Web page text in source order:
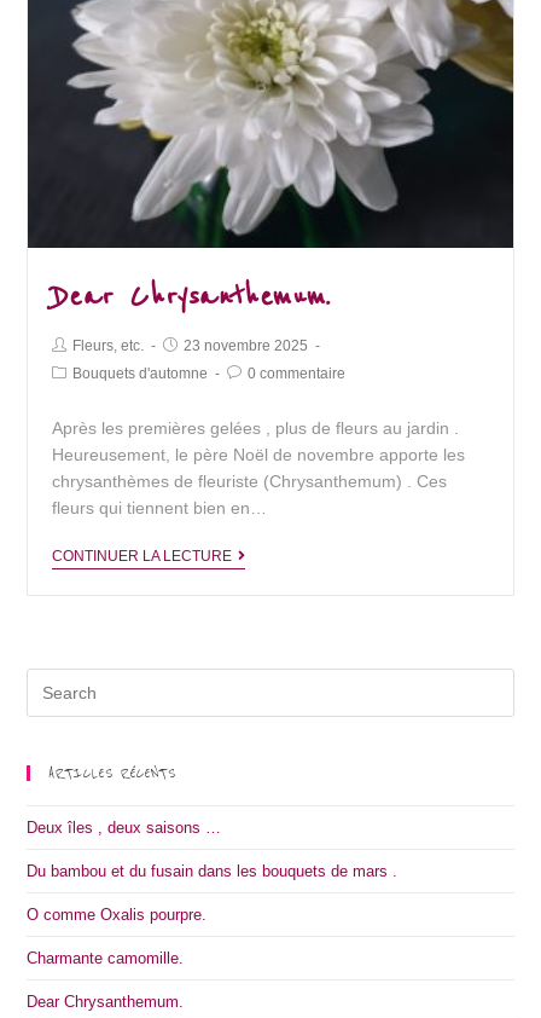
Dear Chrysanthemum.
Post
Author:
Fleurs, etc.
Post
published:
23 novembre 2025
PostBouquets d'automne
Post0 commentaire
Après les premières gelées , plus de fleurs au jardin .
Heureusement, le père Noël de novembre apporte les
chrysanthèmes de fleuriste (Chrysanthemum) . Ces
fleurs qui tiennent bien en…
CONTINUER LA LECTURE
Dear
ARTICLES RÉCENTS
Deux îles , deux saisons …
Du bambou et du fusain dans les bouquets de mars .
O comme Oxalis pourpre.
Charmante camomille.
Dear Chrysanthemum.